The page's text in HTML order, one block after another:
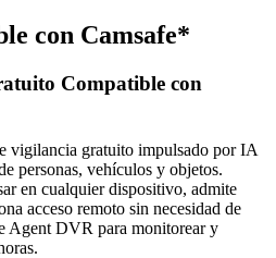
con Camsafe*
Compatible con
vigilancia gratuito impulsado por IA
personas, vehículos y objetos.
en cualquier dispositivo, admite
acceso remoto sin necesidad de
Agent DVR para monitorear y